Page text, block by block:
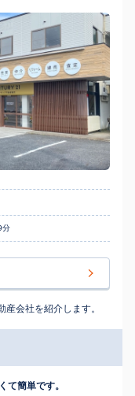
分
会社を紹介します。
て簡単です。